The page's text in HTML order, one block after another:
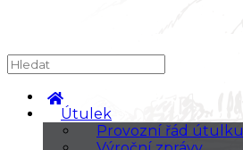
Útulek
Provozní řád útulku